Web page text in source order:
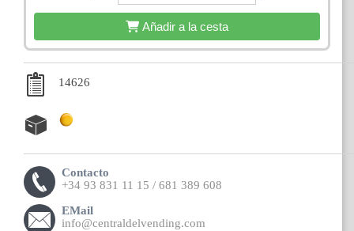
Añadir a la cesta
14626
Contacto
+34 93 831 11 15 / 681 389 608
EMail
info@centraldelvending.com